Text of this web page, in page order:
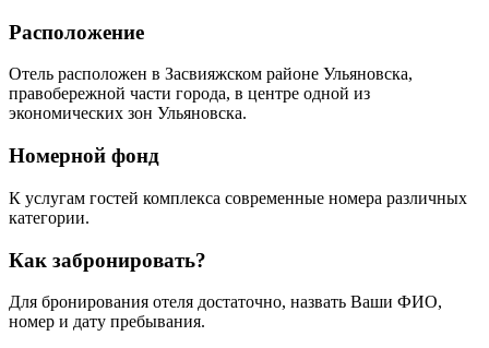
Расположение
Отель расположен в Засвияжском районе Ульяновска,
правобережной части города, в центре одной из
экономических зон Ульяновска.
Номерной фонд
К услугам гостей комплекса современные номера различных
категории.
Как забронировать?
Для бронирования отеля достаточно, назвать Ваши ФИО,
номер и дату пребывания.